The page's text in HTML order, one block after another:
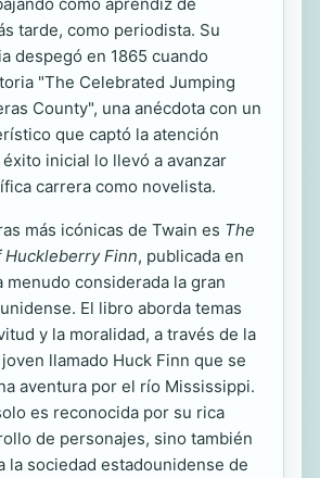
tarde, como periodista. Su
despegó en 1865 cuando
"The Celebrated Jumping
County", una anécdota con un
que captó la atención
inicial lo llevó a avanzar
carrera como novelista.
más icónicas de Twain es The
Finn, publicada en
menudo considerada la gran
El libro aborda temas
y la moralidad, a través de la
llamado Huck Finn que se
aventura por el río Mississippi.
es reconocida por su rica
de personajes, sino también
la sociedad estadounidense de